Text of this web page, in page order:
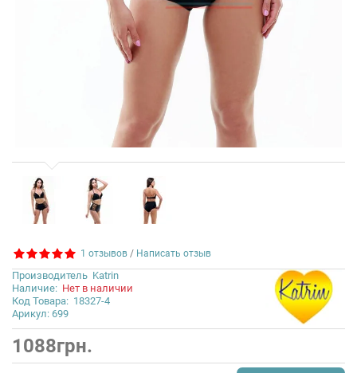
1 отзывов / Написать отзыв
Производитель Katrin
Наличие: Нет в наличии
Код Товара: 18327-4
Арикул: 699
1088грн.